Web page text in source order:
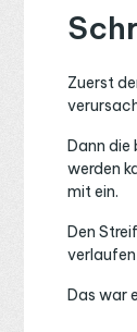
Zuerst
Dann die
werden
mit ein.
Den
Das war